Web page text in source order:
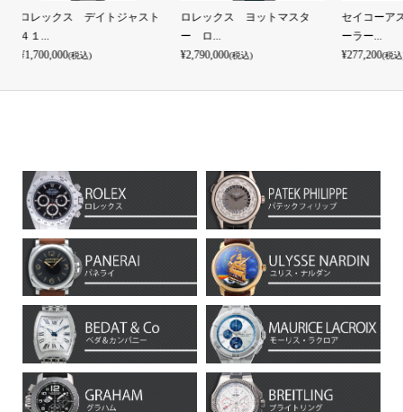
ロレックス ヨットマスタ
ー ロ...
¥2,790,000(税込)
セイコーアストロン GPSソ
ーラー...
¥277,200(税込)
セイコー
ーラー...
¥316,800(税